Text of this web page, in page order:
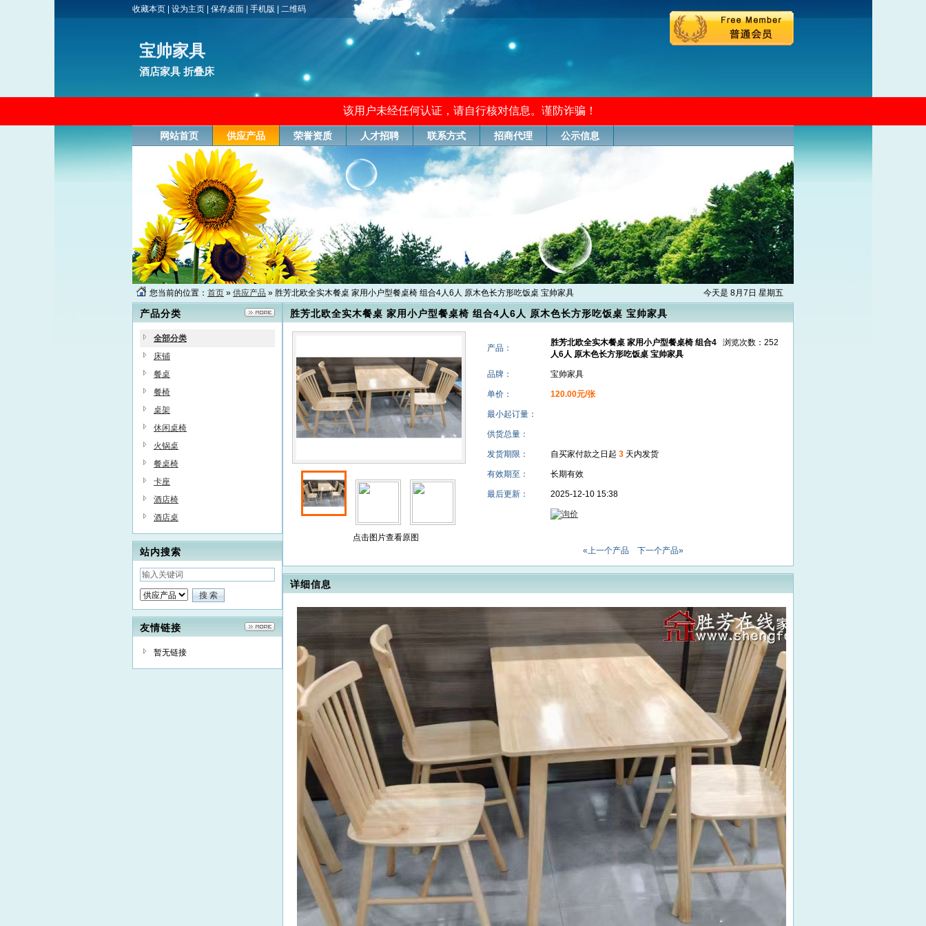
收藏本页 设为主页 保存桌面 手机版 二维码
宝帅家具
酒店家具 折叠床
该用户未经任何认证，请自行核对信息。谨防诈骗！
网站首页 供应产品 荣誉资质 人才招聘 联系方式 招商代理 公示信息
今天是 8月7日 星期五
您当前的位置： 首页 » 供应产品 » 胜芳北欧全实木餐桌 家用小户型餐桌椅 组合4人6人 原木色长方形吃饭桌 宝帅家具
产品分类
全部分类
床铺
餐桌
餐椅
桌架
休闲桌椅
火锅桌
餐桌椅
卡座
酒店椅
酒店桌
站内搜索
友情链接
暂无链接
胜芳北欧全实木餐桌 家用小户型餐桌椅 组合4人6人 原木色长方形吃饭桌 宝帅家具
点击图片查看原图
产品：
浏览次数：252
胜芳北欧全实木餐桌 家用小户型餐桌椅 组合4
人6人 原木色长方形吃饭桌 宝帅家具
品牌： 宝帅家具
单价： 120.00元/张
最小起订量：
供货总量：
发货期限： 自买家付款之日起 3 天内发货
有效期至： 长期有效
最后更新： 2025-12-10 15:38
«上一个产品 下一个产品»
详细信息